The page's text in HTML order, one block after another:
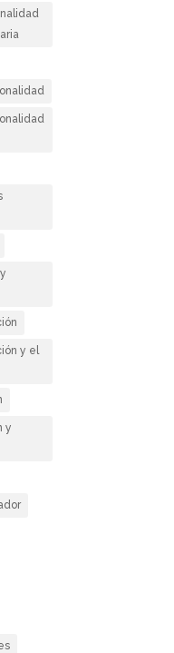
y el
y